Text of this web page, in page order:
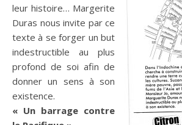
leur histoire… Margerite
Duras nous invite par ce
texte à se forger un but
indestructible au plus
profond de soi afin de
donner un sens à son
existence.
« Un barrage contre